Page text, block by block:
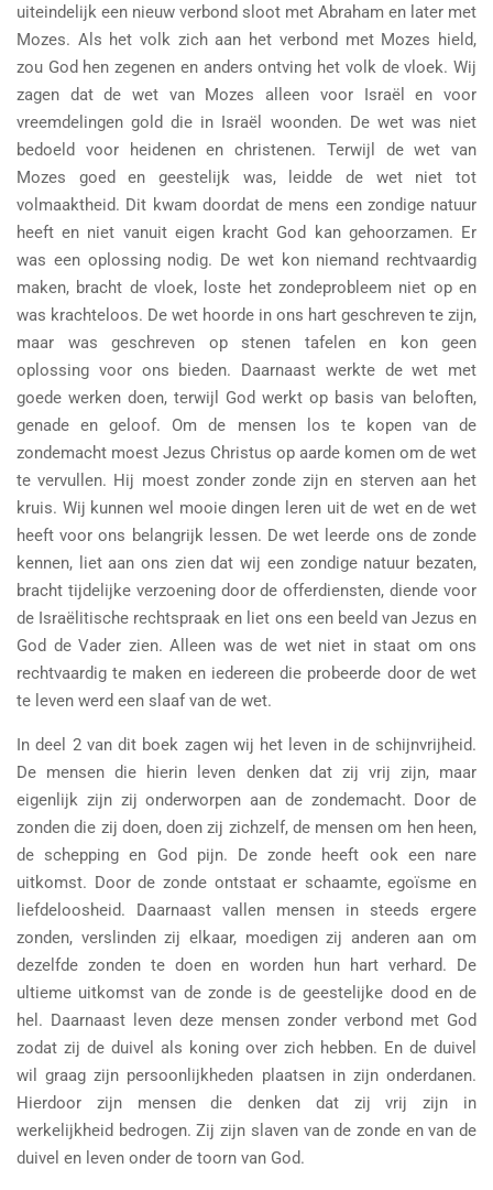
uiteindelijk een nieuw verbond sloot met Abraham en later met
Mozes. Als het volk zich aan het verbond met Mozes hield,
zou God hen zegenen en anders ontving het volk de vloek. Wij
zagen dat de wet van Mozes alleen voor Israël en voor
vreemdelingen gold die in Israël woonden. De wet was niet
bedoeld voor heidenen en christenen. Terwijl de wet van
Mozes goed en geestelijk was, leidde de wet niet tot
volmaaktheid. Dit kwam doordat de mens een zondige natuur
heeft en niet vanuit eigen kracht God kan gehoorzamen. Er
was een oplossing nodig. De wet kon niemand rechtvaardig
maken, bracht de vloek, loste het zondeprobleem niet op en
was krachteloos. De wet hoorde in ons hart geschreven te zijn,
maar was geschreven op stenen tafelen en kon geen
oplossing voor ons bieden. Daarnaast werkte de wet met
goede werken doen, terwijl God werkt op basis van beloften,
genade en geloof. Om de mensen los te kopen van de
zondemacht moest Jezus Christus op aarde komen om de wet
te vervullen. Hij moest zonder zonde zijn en sterven aan het
kruis. Wij kunnen wel mooie dingen leren uit de wet en de wet
heeft voor ons belangrijk lessen. De wet leerde ons de zonde
kennen, liet aan ons zien dat wij een zondige natuur bezaten,
bracht tijdelijke verzoening door de offerdiensten, diende voor
de Israëlitische rechtspraak en liet ons een beeld van Jezus en
God de Vader zien. Alleen was de wet niet in staat om ons
rechtvaardig te maken en iedereen die probeerde door de wet
te leven werd een slaaf van de wet.
In deel 2 van dit boek zagen wij het leven in de schijnvrijheid.
De mensen die hierin leven denken dat zij vrij zijn, maar
eigenlijk zijn zij onderworpen aan de zondemacht. Door de
zonden die zij doen, doen zij zichzelf, de mensen om hen heen,
de schepping en God pijn. De zonde heeft ook een nare
uitkomst. Door de zonde ontstaat er schaamte, egoïsme en
liefdeloosheid. Daarnaast vallen mensen in steeds ergere
zonden, verslinden zij elkaar, moedigen zij anderen aan om
dezelfde zonden te doen en worden hun hart verhard. De
ultieme uitkomst van de zonde is de geestelijke dood en de
hel. Daarnaast leven deze mensen zonder verbond met God
zodat zij de duivel als koning over zich hebben. En de duivel
wil graag zijn persoonlijkheden plaatsen in zijn onderdanen.
Hierdoor zijn mensen die denken dat zij vrij zijn in
werkelijkheid bedrogen. Zij zijn slaven van de zonde en van de
duivel en leven onder de toorn van God.